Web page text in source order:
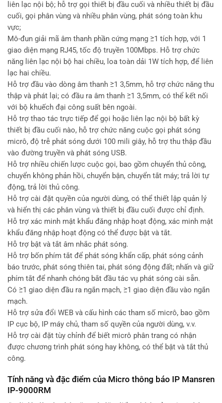
liên lạc nội bộ; hỗ trợ gọi thiết bị đầu cuối và nhiều thiết bị đầu
cuối, gọi phân vùng và nhiều phân vùng, phát sóng toàn khu
vực;
Mô-đun giải mã âm thanh phần cứng mạng ≥1 tích hợp, với 1
giao diện mạng RJ45, tốc độ truyền 100Mbps. Hỗ trợ chức
năng liên lạc nội bộ hai chiều, loa toàn dải 1W tích hợp, để liên
lạc hai chiều.
Hỗ trợ đầu vào dòng âm thanh ≥1 3,5mm, hỗ trợ chức năng thu
thập và phát lại; có đầu ra âm thanh ≥1 3,5mm, có thể kết nối
với bộ khuếch đại công suất bên ngoài.
Hỗ trợ thao tác trực tiếp để gọi hoặc liên lạc nội bộ bất kỳ
thiết bị đầu cuối nào, hỗ trợ chức năng cuộc gọi phát sóng
micrô, độ trễ phát sóng dưới 100 mili giây, hỗ trợ thu thập đầu
vào đường truyền và phát sóng USB.
Hỗ trợ nhiều chiến lược cuộc gọi, bao gồm chuyển thủ công,
chuyển không phản hồi, chuyển bận, chuyển tắt máy; trả lời tự
động, trả lời thủ công.
Hỗ trợ cài đặt quyền của người dùng, có thể thiết lập quản lý
và hiển thị các phân vùng và thiết bị đầu cuối được chỉ định.
Hỗ trợ xác minh mật khẩu đăng nhập hoạt động, xác minh mật
khẩu đăng nhập hoạt động có thể được bật và tắt.
Hỗ trợ bật và tắt âm nhắc phát sóng.
Hỗ trợ bốn phím tắt để phát sóng khẩn cấp, phát sóng cảnh
báo trước, phát sóng thiên tai, phát sóng động đất; nhấn và giữ
phím tắt để nhanh chóng bắt đầu tác vụ phát sóng cài sẵn.
Có ≥1 giao diện đầu ra ngắn mạch, ≥1 giao diện đầu vào ngắn
mạch.
Hỗ trợ sửa đổi WEB và cấu hình các tham số micrô, bao gồm
IP cục bộ, IP máy chủ, tham số quyền của người dùng, v.v.
Hỗ trợ cài đặt tùy chỉnh để biết micrô phân trang có nhận
được chương trình phát sóng hay không, có thể bật và tắt thủ
công.
Tính năng và đặc điểm của Micro thông báo IP Mansren
IP-9000RM